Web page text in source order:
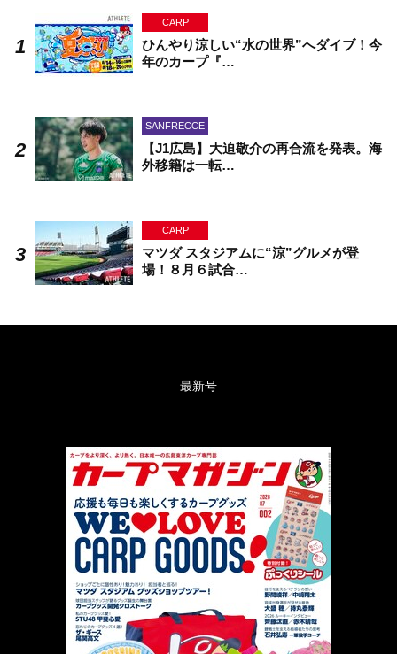
CARP
ひんやり涼しい“水の世界”へダイブ！今
年のカープ『…
SANFRECCE
【J1広島】大迫敬介の再合流を発表。海
外移籍は一転…
CARP
マツダ スタジアムに“涼”グルメが登
場！８月６試合…
最新号